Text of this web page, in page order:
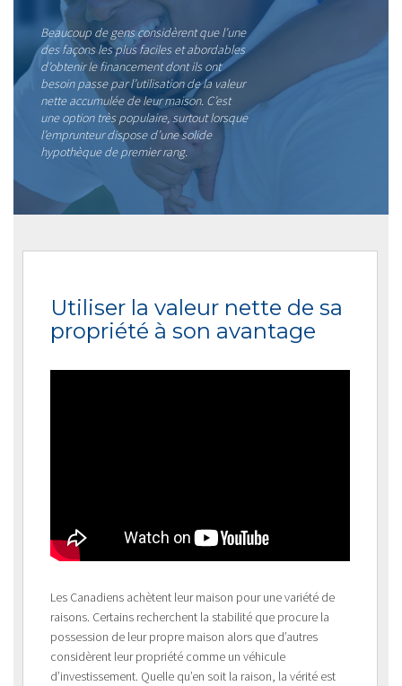
Beaucoup de gens considèrent que l’une
des façons les plus faciles et abordables
d’obtenir le financement dont ils ont
besoin passe par l’utilisation de la valeur
nette accumulée de leur maison. C’est
une option très populaire, surtout lorsque
l’emprunteur dispose d’une solide
hypothèque de premier rang.
Utiliser la valeur nette de sa
propriété à son avantage
Les Canadiens achètent leur maison pour une variété de
raisons. Certains recherchent la stabilité que procure la
possession de leur propre maison alors que d’autres
considèrent leur propriété comme un véhicule
d’investissement. Quelle qu’en soit la raison, la vérité est